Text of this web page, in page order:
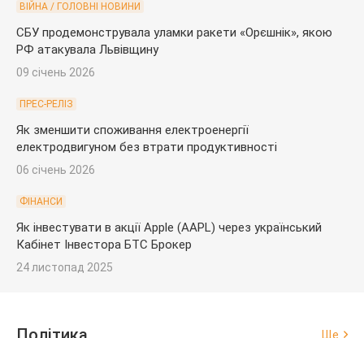
ВІЙНА / ГОЛОВНІ НОВИНИ
СБУ продемонструвала уламки ракети «Орєшнік», якою
РФ атакувала Львівщину
09 січень 2026
ПРЕС-РЕЛІЗ
Як зменшити споживання електроенергії
електродвигуном без втрати продуктивності
06 січень 2026
ФІНАНСИ
Як інвестувати в акції Apple (AAPL) через український
Кабінет Інвестора БТС Брокер
24 листопад 2025
Ще